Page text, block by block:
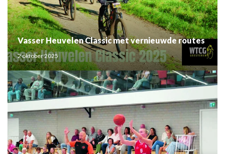
Vasser Heuvelen Classic met vernieuwde routes
2 oktober 2025